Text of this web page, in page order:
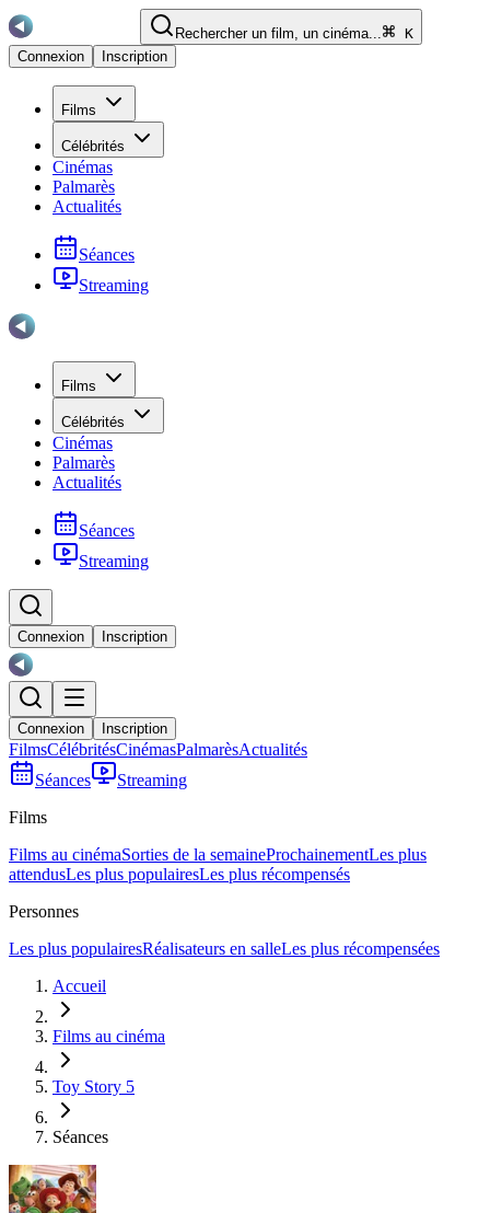
Rechercher un film, un cinéma...
K
Connexion
Inscription
Films
Célébrités
Cinémas
Palmarès
Actualités
Séances
Streaming
Films
Célébrités
Cinémas
Palmarès
Actualités
Séances
Streaming
Connexion Inscription
Connexion Inscription
FilmsCélébritésCinémasPalmarèsActualités
Séances
Streaming
Films
Films au cinémaSorties de la semaineProchainementLes plus
attendusLes plus populairesLes plus récompensés
Personnes
Les plus populairesRéalisateurs en salleLes plus récompensées
Accueil
Films au cinéma
Toy Story 5
Séances